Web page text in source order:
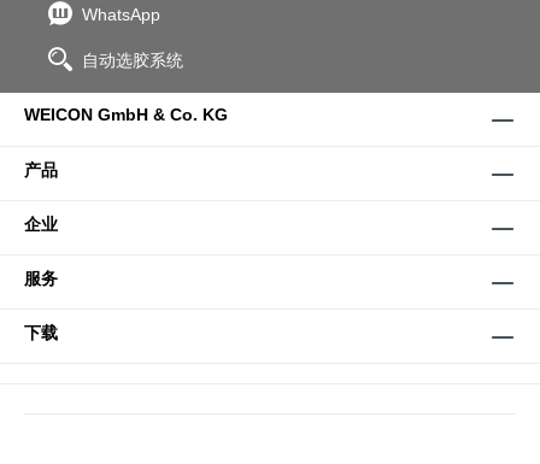
WhatsApp
自动选胶系统
WEICON GmbH & Co. KG
产品
企业
服务
下载